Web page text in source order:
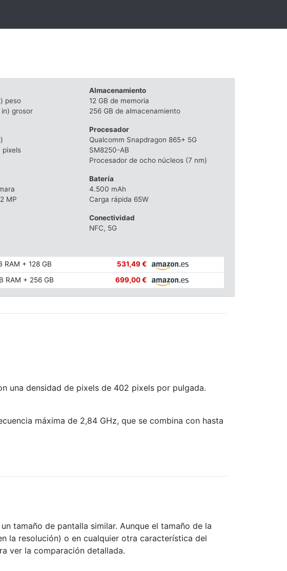
peso
grosor
pixels
MP
Almacenamiento
12 GB de memoria
256 GB de almacenamiento
Procesador
Qualcomm Snapdragon 865+ 5G
SM8250-AB
Procesador de ocho núcleos (7 nm)
Batería
4.500 mAh
Carga rápida 65W
Conectividad
NFC, 5G
RAM + 128 GB
531,49 €
RAM + 256 GB
699,00 €
una densidad de pixels de 402 pixels por pulgada.
máxima de 2,84 GHz, que se combina con hasta
tamaño de pantalla similar. Aunque el tamaño de la
la resolución) o en cualquier otra característica del
ver la comparación detallada.